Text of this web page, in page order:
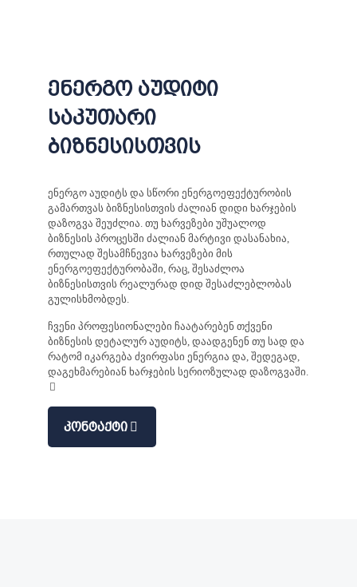
ენერგო აუდიტი
საკუთარი
ბიზნესისთვის
ენერგო აუდიტს და სწორი ენერგოეფექტურობის
გამართვას ბიზნესისთვის ძალიან დიდი ხარჯების
დაზოგვა შეუძლია. თუ ხარვეზები უშუალოდ
ბიზნესის პროცესში ძალიან მარტივი დასანახია,
რთულად შესამჩნევია ხარვეზები მის
ენერგოეფექტურობაში, რაც, შესაძლოა
ბიზნესისთვის რეალურად დიდ შესაძლებლობას
გულისხმობდეს.
ჩვენი პროფესიონალები ჩაატარებენ თქვენი
ბიზნესის დეტალურ აუდიტს, დაადგენენ თუ სად და
რატომ იკარგება ძვირფასი ენერგია და, შედეგად,
დაგეხმარებიან ხარჯების სერიოზულად დაზოგვაში.
Კონტაქტი